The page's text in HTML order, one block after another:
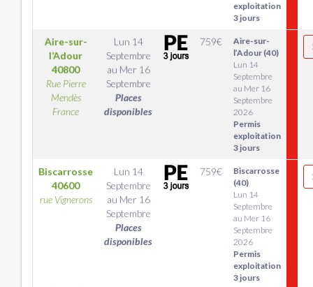
exploitation
3 jours
Aire-sur-
l’Adour
40800
Rue Pierre
Mendès
France
Lun 14
Septembre
au Mer 16
Septembre
Places
disponibles
759€
Aire-sur-
l’Adour (40)
Lun 14
Septembre
au Mer 16
Septembre
2026
Permis
exploitation
3 jours
Biscarrosse
40600
rue Vignerons
Lun 14
Septembre
au Mer 16
Septembre
Places
disponibles
759€
Biscarrosse
(40)
Lun 14
Septembre
au Mer 16
Septembre
2026
Permis
exploitation
3 jours